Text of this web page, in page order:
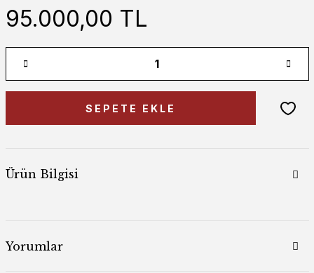
95.000,00 TL
SEPETE EKLE
Ürün Bilgisi
Yorumlar